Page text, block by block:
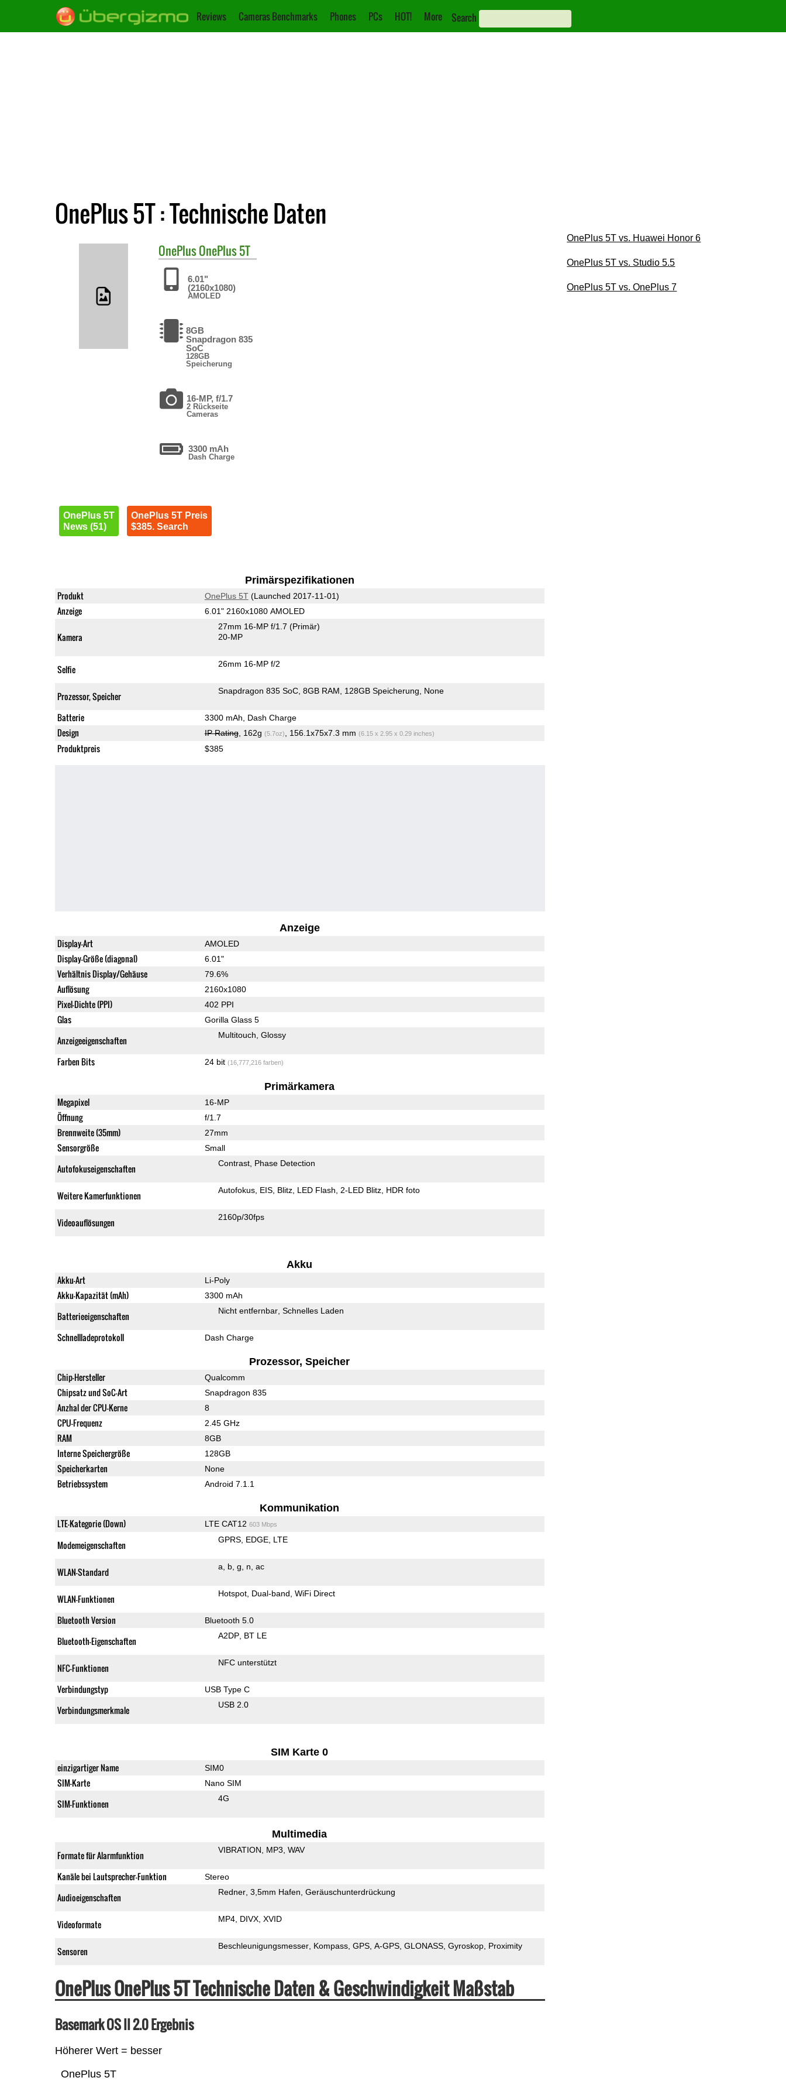
Reviews Cameras Benchmarks Phones PCs HOT! More Search
OnePlus 5T : Technische Daten
OnePlusOnePlus 5T
6.01"
(2160x1080)
AMOLED
8GB
Snapdragon 835
SoC
128GB
Speicherung
16-MP, f/1.7
2 Rückseite
Cameras
3300 mAh
Dash Charge
OnePlus 5T
News (51)
OnePlus 5T Preis
$385. Search
Primärspezifikationen
Produkt OnePlus 5T(Launched 2017-11-01)
Anzeige 6.01" 2160x1080 AMOLED
Kamera
27mm 16-MP f/1.7 (Primär)
20-MP
Selfie 26mm 16-MP f/2
Prozessor, Speicher Snapdragon 835 SoC 8GB RAM 128GB Speicherung None
Batterie 3300 mAh, Dash Charge
Design IP Rating, 162g (5.7oz) , 156.1x75x7.3 mm (6.15 x 2.95 x 0.29 inches)
Produktpreis $385
Anzeige
Display-Art AMOLED
Display-Größe (diagonal) 6.01"
Verhältnis Display/Gehäuse 79.6%
Auflösung 2160x1080
Pixel-Dichte (PPI) 402 PPI
Glas Gorilla Glass 5
Anzeigeeigenschaften Multitouch Glossy
Farben Bits 24 bit (16,777,216 farben)
Primärkamera
Megapixel 16-MP
Öffnung f/1.7
Brennweite (35mm) 27mm
Sensorgröße Small
Autofokuseigenschaften Contrast Phase Detection
Weitere Kamerfunktionen Autofokus EIS Blitz LED Flash 2-LED Blitz HDR foto
Videoauflösungen 2160p/30fps
Akku
Akku-Art Li-Poly
Akku-Kapazität (mAh) 3300 mAh
Batterieeigenschaften Nicht entfernbar Schnelles Laden
Schnellladeprotokoll Dash Charge
Prozessor, Speicher
Chip-Hersteller Qualcomm
Chipsatz und SoC-Art Snapdragon 835
Anzhal der CPU-Kerne 8
CPU-Frequenz 2.45 GHz
RAM 8GB
Interne Speichergröße 128GB
Speicherkarten None
Betriebssystem Android 7.1.1
Kommunikation
LTE-Kategorie (Down) LTE CAT12 603 Mbps
Modemeigenschaften GPRS EDGE LTE
WLAN-Standard a b g n ac
WLAN-Funktionen Hotspot Dual-band WiFi Direct
Bluetooth Version Bluetooth 5.0
Bluetooth-Eigenschaften A2DP BT LE
NFC-Funktionen NFC unterstützt
Verbindungstyp USB Type C
Verbindungsmerkmale USB 2.0
SIM Karte 0
einzigartiger Name SIM0
SIM-Karte Nano SIM
SIM-Funktionen 4G
Multimedia
Formate für Alarmfunktion VIBRATION MP3 WAV
Kanäle bei Lautsprecher-Funktion Stereo
Audioeigenschaften Redner 3,5mm Hafen Geräuschunterdrückung
Videoformate MP4 DIVX XVID
Sensoren Beschleunigungsmesser Kompass GPS A-GPS GLONASS Gyroskop Proximity
OnePlus OnePlus 5T Technische Daten & Geschwindigkeit Maßstab
Basemark OS II 2.0 Ergebnis
Höherer Wert = besser
OnePlus 5T
OnePlus 5T vs. Huawei Honor 6
OnePlus 5T vs. Studio 5.5
OnePlus 5T vs. OnePlus 7